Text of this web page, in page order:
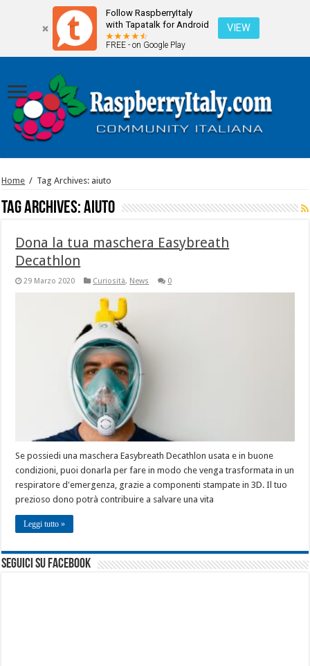
Follow RaspberryItaly
with Tapatalk for Android
FREE - on Google Play
VIEW
Home / Tag Archives: aiuto
Tag Archives:aiuto
Dona la tua maschera Easybreath
Decathlon
29 Marzo 2020 Curiosità, News 0
Se possiedi una maschera Easybreath Decathlon usata e in buone
condizioni, puoi donarla per fare in modo che venga trasformata in un
respiratore d'emergenza, grazie a componenti stampate in 3D. Il tuo
prezioso dono potrà contribuire a salvare una vita
Leggi tutto »
seguici su facebook